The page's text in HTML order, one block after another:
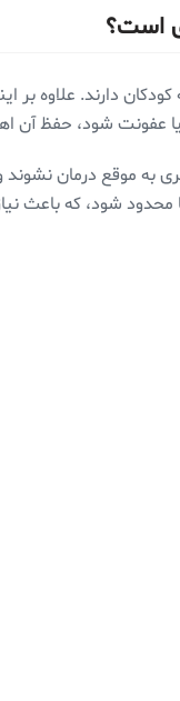
است؟
دارند. علاوه بر
عفونت شود، حفظ آن
به موقع درمان
محدود شود، که